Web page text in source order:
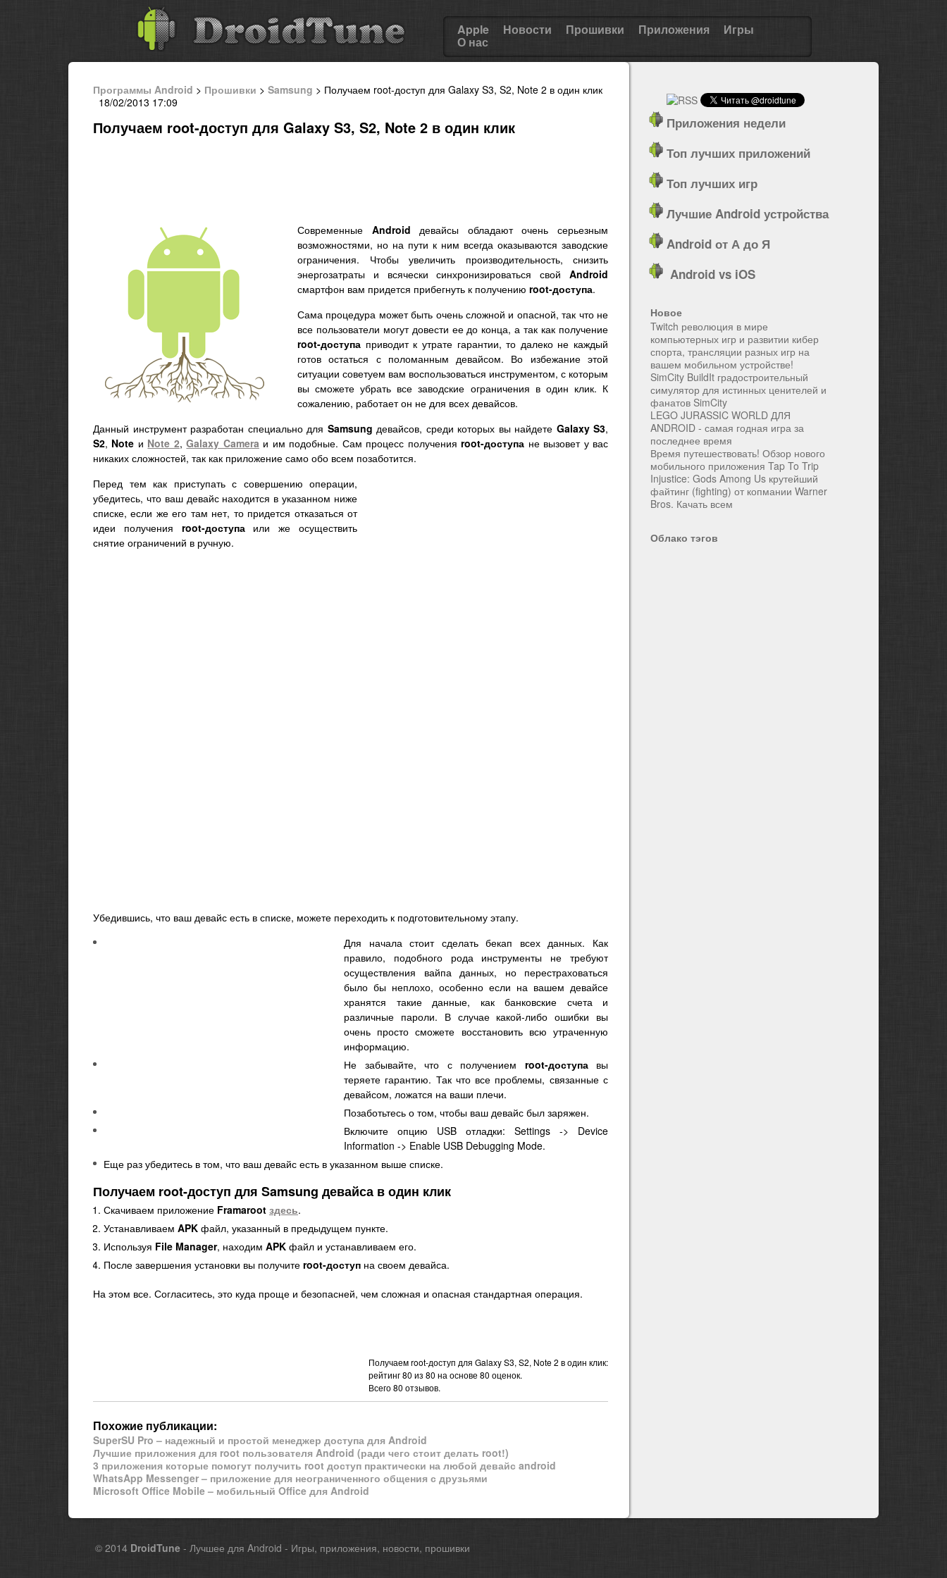
Apple Новости Прошивки Приложения Игры
О нас
Программы Android > Прошивки > Samsung > Получаем root-доступ для Galaxy S3, S2, Note 2 в один клик
18/02/2013 17:09
Получаем root-доступ для Galaxy S3, S2, Note 2 в один клик
Современные Android девайсы обладают очень серьезным
возможностями, но на пути к ним всегда оказываются заводские
ограничения. Чтобы увеличить производительность, снизить
энергозатраты и всячески синхронизироваться свой Android
смартфон вам придется прибегнуть к получению root-доступа.
Сама процедура может быть очень сложной и опасной, так что не
все пользователи могут довести ее до конца, а так как получение
root-доступа приводит к утрате гарантии, то далеко не каждый
готов остаться с поломанным девайсом. Во избежание этой
ситуации советуем вам воспользоваться инструментом, с которым
вы сможете убрать все заводские ограничения в один клик. К
сожалению, работает он не для всех девайсов.
Данный инструмент разработан специально для Samsung девайсов, среди которых вы найдете Galaxy S3,
S2, Note и Note 2,Galaxy Camera и им подобные. Сам процесс полученияroot-доступа не вызовет у вас
никаких сложностей, так как приложение само обо всем позаботится.
Перед тем как приступать с совершению операции,
убедитесь, что ваш девайс находится в указанном ниже
списке, если же его там нет, то придется отказаться от
идеи получения root-доступаили же осуществить
снятие ограничений в ручную.
Убедившись, что ваш девайс есть в списке, можете переходить к подготовительному этапу.
Для начала стоит сделать бекап всех данных. Как
правило, подобного рода инструменты не требуют
осуществления вайпа данных, но перестраховаться
было бы неплохо, особенно если на вашем девайсе
хранятся такие данные, как банковские счета и
различные пароли. В случае какой-либо ошибки вы
очень просто сможете восстановить всю утраченную
информацию.
Не забывайте, что с получением root-доступавы
теряете гарантию. Так что все проблемы, связанные с
девайсом, ложатся на ваши плечи.
Позаботьтесь о том, чтобы ваш девайс был заряжен.
Включите опцию USB отладки: Settings -> Device
Information -> Enable USB Debugging Mode.
Еще раз убедитесь в том, что ваш девайс есть в указанном выше списке.
Получаем root-доступ для Samsung девайса в один клик
Скачиваем приложение Framaroot здесь.
Устанавливаем APK файл, указанный в предыдущем пункте.
Используя File Manager, находим APK файл и устанавливаем его.
После завершения установки вы получите root-доступ на своем девайса.
На этом все. Согласитесь, это куда проще и безопасней, чем сложная и опасная стандартная операция.
Получаем root-доступ для Galaxy S3, S2, Note 2 в один клик:
рейтинг80 из 80 на основе 80 оценок.
Всего80 отзывов.
Похожие публикации:
SuperSU Pro – надежный и простой менеджер доступа для Android
Лучшие приложения для root пользователя Android (ради чего стоит делать root!)
3 приложения которые помогут получить root доступ практически на любой девайс android
WhatsApp Messenger – приложение для неограниченного общения с друзьями
Microsoft Office Mobile – мобильный Office для Android
Приложения недели
Топ лучших приложений
Топ лучших игр
Лучшие Android устройства
Android от А до Я
Android vs iOS
Новое
Twitch революция в мире
компьютерных игр и развитии кибер
спорта, трансляции разных игр на
вашем мобильном устройстве!
SimCity BuildIt градостроительный
симулятор для истинных ценителей и
фанатов SimCity
LEGO JURASSIC WORLD ДЛЯ
ANDROID - самая годная игра за
последнее время
Время путешествовать! Обзор нового
мобильного приложения Tap To Trip
Injustice: Gods Among Us крутейший
файтинг (fighting) от копмании Warner
Bros. Качать всем
Облако тэгов
© 2014 DroidTune- Лучшее для Android - Игры, приложения, новости, прошивки